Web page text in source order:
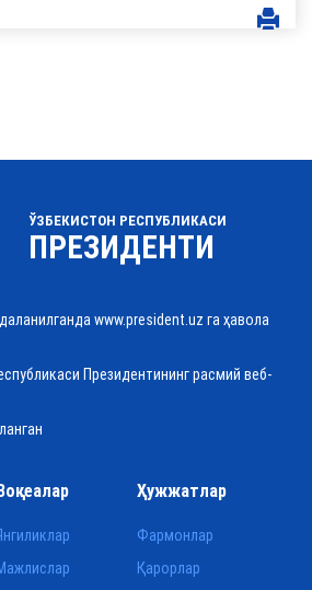
ЎЗБЕКИСТОН РЕСПУБЛИКАСИ
ПРЕЗИДЕНТИ
www.president.uz га ҳавола
Президентининг расмий веб-
Ҳужжатлар
Фармонлар
Қарорлар